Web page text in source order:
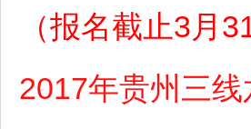
（报名截止3月
2017年贵州三